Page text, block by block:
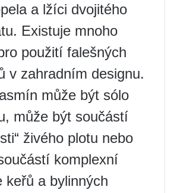
a lžíci dvojitého
Existuje mnoho
použití falešných
v zahradním designu.
může být sólo
může být součástí
živého plotu nebo
komplexní
keřů a bylinných